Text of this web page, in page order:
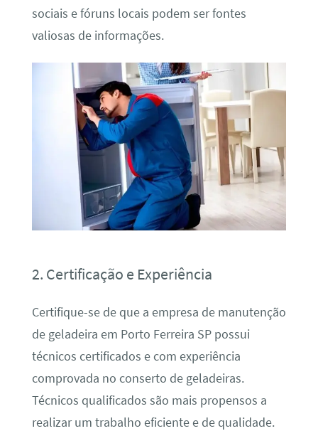
sociais e fóruns locais podem ser fontes
valiosas de informações.
2. Certificação e Experiência
Certifique-se de que a empresa de manutenção
de geladeira em Porto Ferreira SP possui
técnicos certificados e com experiência
comprovada no conserto de geladeiras.
Técnicos qualificados são mais propensos a
realizar um trabalho eficiente e de qualidade.